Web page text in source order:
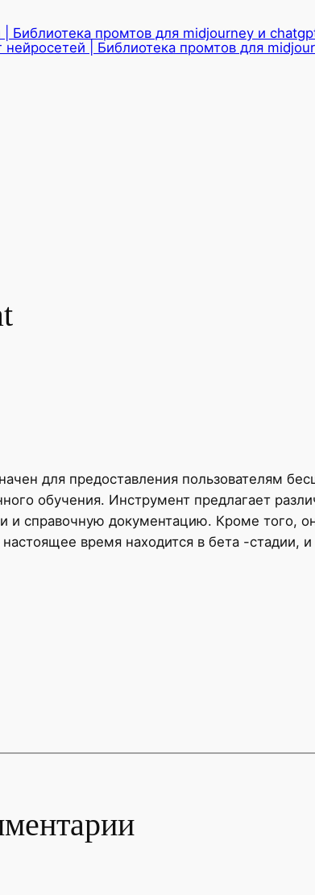
| Библиотека промтов для midjourney и
для предоставления пользователям
обучения. Инструмент предлагает
и справочную документацию. Кроме того,
время находится в бета -стадии,